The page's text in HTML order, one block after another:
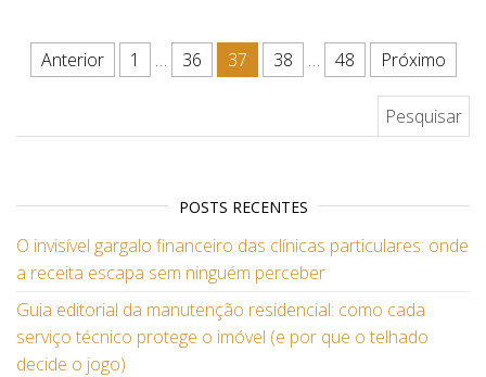
Paginação de posts
Anterior 1 … 36 37 38 … 48
Próximo
POSTS RECENTES
O invisível gargalo financeiro das clínicas particulares: onde
a receita escapa sem ninguém perceber
Guia editorial da manutenção residencial: como cada
serviço técnico protege o imóvel (e por que o telhado
decide o jogo)